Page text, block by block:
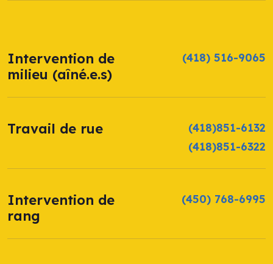
Intervention de
milieu (aîné.e.s)
(418) 516-9065
Travail de rue
(418)851-6132
(418)851-6322
Intervention de
rang
(450) 768-6995